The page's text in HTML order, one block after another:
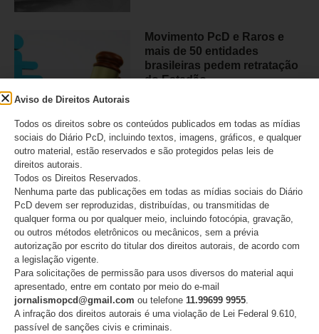
Movimento PcD e Raros e
mais de 50 entidades
brasileiras pedem retratação
do Estadão
CATEGORIAS
Acessibilidade
Artigo/Opinião
Atualidades
Destaques
Fatos
Aviso de Direitos Autorais
Todos os direitos sobre os conteúdos publicados em todas as mídias
sociais do Diário PcD, incluindo textos, imagens, gráficos, e qualquer
outro material, estão reservados e são protegidos pelas leis de
direitos autorais.
Todos os Direitos Reservados.
Nenhuma parte das publicações em todas as mídias sociais do Diário
PcD devem ser reproduzidas, distribuídas, ou transmitidas de
qualquer forma ou por qualquer meio, incluindo fotocópia, gravação,
ou outros métodos eletrônicos ou mecânicos, sem a prévia
autorização por escrito do titular dos direitos autorais, de acordo com
a legislação vigente.
Para solicitações de permissão para usos diversos do material aqui
apresentado, entre em contato por meio do e-mail
jornalismopcd@gmail.com ou telefone 11.99699 9955
A infração dos direitos autorais é uma violação de Lei Federal 9.610,
passível de sanções civis e criminais.